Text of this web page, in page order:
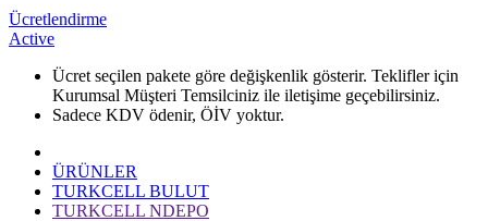
Ücretlendirme
Active
​Ücret seçilen pakete göre değişkenlik gösterir. Teklifler için
Kurumsal Müşteri Temsilciniz ile iletişime geçebilirsiniz.
Sadece KDV ödenir, ÖİV yoktur.
ÜRÜNLER
TURKCELL BULUT
TURKCELL NDEPO